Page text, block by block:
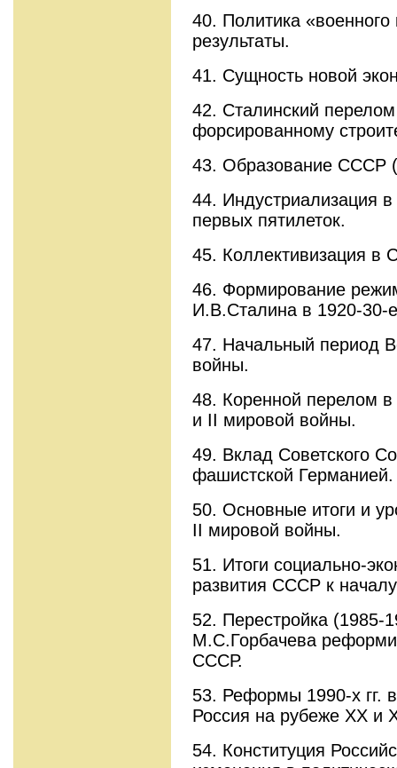
40. Политика
результаты.
41. Сущность новой
42. Сталинский
форсированному
43. Образование СССР
44. Индустриализация
первых пятилеток.
45. Коллективизация в
46. Формирование
И.В.Сталина в 1920-30-е
47. Начальный период
войны.
48. Коренной перелом
и II мировой войны.
49. Вклад Советского
фашистской Германией.
50. Основные итоги и
II мировой войны.
51. Итоги социально-
развития СССР к
52. Перестройка (1985-
М.С.Горбачева
СССР.
53. Реформы 1990-х гг.
Россия на рубеже XX и
54. Конституция